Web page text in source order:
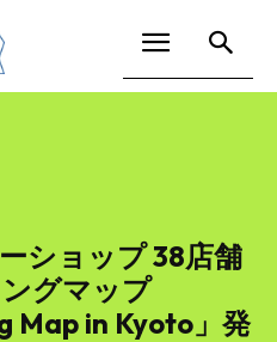
ショップ 38店舗
グマップ
Map in Kyoto」発